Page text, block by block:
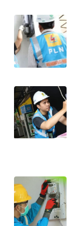
WN
JAKARTA
JABAR
WN
BANTEN
NTT
WN
KEPRI